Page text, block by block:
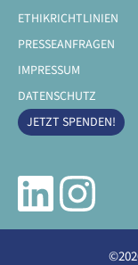
ETHIKRICHTLINIEN
PRESSEANFRAGEN
IMPRESSUM
DATENSCHUTZ
JETZT SPENDEN!